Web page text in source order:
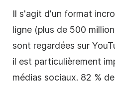
Il s'agit d'un format
ligne (plus de 500
sont regardées sur
il est particulièrement
médias sociaux. 82 %